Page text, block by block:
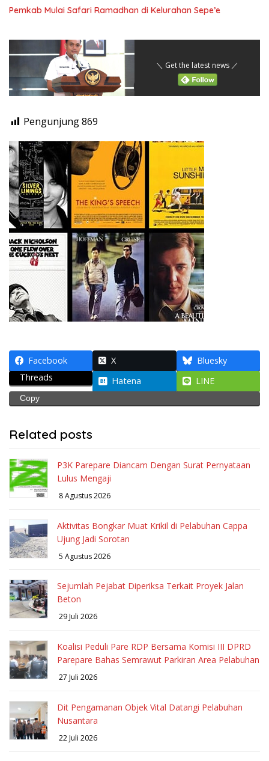
Pemkab Mulai Safari Ramadhan di Kelurahan Sepe’e
＼ Get the latest news ／
Pengunjung869
Facebook X
Bluesky
Threads
Hatena LINE
Copy
Related posts
P3K Parepare Diancam Dengan Surat Pernyataan
Lulus Mengaji
8 Agustus 2026
Aktivitas Bongkar Muat Krikil di Pelabuhan Cappa
Ujung Jadi Sorotan
5 Agustus 2026
Sejumlah Pejabat Diperiksa Terkait Proyek Jalan
Beton
29 Juli 2026
Koalisi Peduli Pare RDP Bersama Komisi III DPRD
Parepare Bahas Semrawut Parkiran Area Pelabuhan
27 Juli 2026
Dit Pengamanan Objek Vital Datangi Pelabuhan
Nusantara
22 Juli 2026